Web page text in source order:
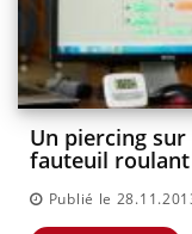
Un piercing
fauteuil roulant
Publié le